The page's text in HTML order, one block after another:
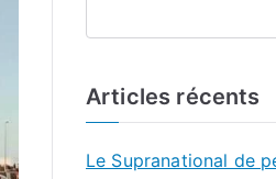
Articles récents
Le Supranational de